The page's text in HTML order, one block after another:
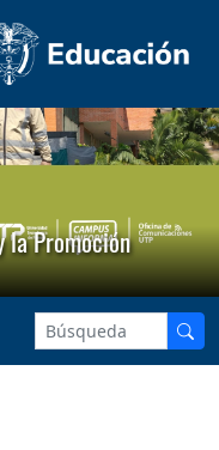
la Promoción